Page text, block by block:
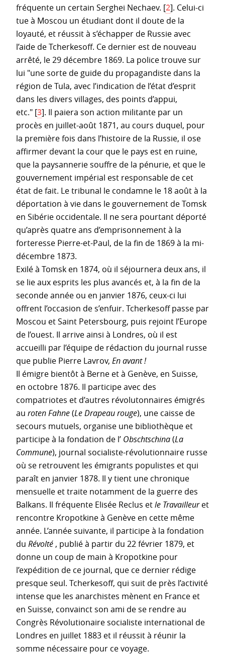
fréquente un certain Serghei Nechaev. [2]. Celui-ci
tue à Moscou un étudiant dont il doute de la
loyauté, et réussit à s’échapper de Russie avec
l’aide de Tcherkesoff. Ce dernier est de nouveau
arrêté, le 29 décembre 1869. La police trouve sur
lui "une sorte de guide du propagandiste dans la
région de Tula, avec l’indication de l’état d’esprit
dans les divers villages, des points d’appui,
etc." [3]. Il paiera son action militante par un
procès en juillet-août 1871, au cours duquel, pour
la première fois dans l’histoire de la Russie, il ose
affirmer devant la cour que le pays est en ruine,
que la paysannerie souffre de la pénurie, et que le
gouvernement impérial est responsable de cet
état de fait. Le tribunal le condamne le 18 août à la
déportation à vie dans le gouvernement de Tomsk
en Sibérie occidentale. Il ne sera pourtant déporté
qu’après quatre ans d’emprisonnement à la
forteresse Pierre-et-Paul, de la fin de 1869 à la mi-
décembre 1873.
Exilé à Tomsk en 1874, où il séjournera deux ans, il
se lie aux esprits les plus avancés et, à la fin de la
seconde année ou en janvier 1876, ceux-ci lui
offrent l’occasion de s’enfuir. Tcherkesoff passe par
Moscou et Saint Petersbourg, puis rejoint l’Europe
de l’ouest. Il arrive ainsi à Londres, où il est
accueilli par l’équipe de rédaction du journal russe
que publie Pierre Lavrov, En avant !
Il émigre bientôt à Berne et à Genève, en Suisse,
en octobre 1876. Il participe avec des
compatriotes et d’autres révolutonnaires émigrés
au roten Fahne(Le Drapeau rouge), une caisse de
secours mutuels, organise une bibliothèque et
participe à la fondation de l’ Obschtschina(La
Commune), journal socialiste-révolutionnaire russe
où se retrouvent les émigrants populistes et qui
paraît en janvier 1878. Il y tient une chronique
mensuelle et traite notamment de la guerre des
Balkans. Il fréquente Elisée Reclus etle Travailleuret
rencontre Kropotkine à Genève en cette même
année. L’année suivante, il participe à la fondation
du Révolté, publié à partir du 22 février 1879, et
donne un coup de main à Kropotkine pour
l’expédition de ce journal, que ce dernier rédige
presque seul. Tcherkesoff, qui suit de près l’activité
intense que les anarchistes mènent en France et
en Suisse, convainct son ami de se rendre au
Congrès Révolutionaire socialiste international de
Londres en juillet 1883 et il réussit à réunir la
somme nécessaire pour ce voyage.